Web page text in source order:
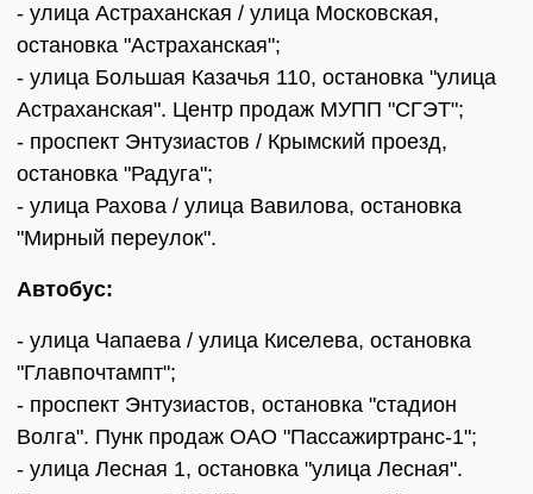
- улица Астраханская / улица Московская,
остановка "Астраханская";
- улица Большая Казачья 110, остановка "улица
Астраханская". Центр продаж МУПП "СГЭТ";
- проспект Энтузиастов / Крымский проезд,
остановка "Радуга";
- улица Рахова / улица Вавилова, остановка
"Мирный переулок".
Автобус:
- улица Чапаева / улица Киселева, остановка
"Главпочтампт";
- проспект Энтузиастов, остановка "стадион
Волга". Пунк продаж ОАО "Пассажиртранс-1";
- улица Лесная 1, остановка "улица Лесная".